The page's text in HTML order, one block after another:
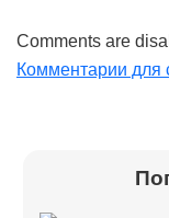
Comments are
Комментарии для